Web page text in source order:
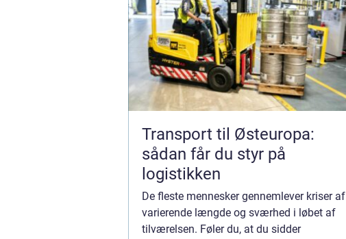
Transport til Østeuropa:
sådan får du styr på
logistikken
De fleste mennesker gennemlever kriser af
varierende længde og sværhed i løbet af
tilværelsen. Føler du, at du sidder